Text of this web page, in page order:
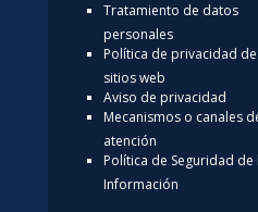
Tratamiento de datos
personales
Política de privacidad
sitios web
Aviso de privacidad
Mecanismos o canales
atención
Política de Seguridad de
Información